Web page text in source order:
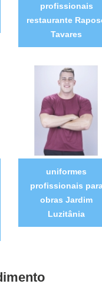
profissionais
restaurante
Tavares
uniformes
profissionais
obras Jardim
Luzitânia